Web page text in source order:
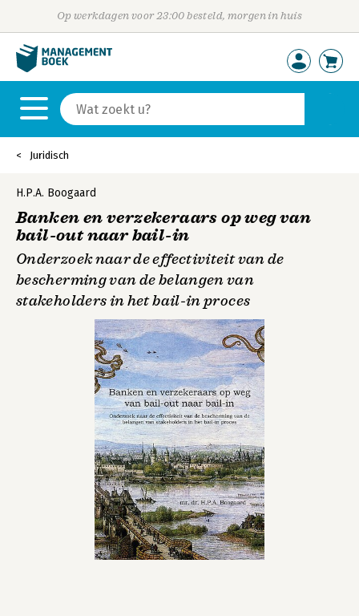
Op werkdagen voor 23:00 besteld, morgen in huis
Juridisch
H.P.A. Boogaard
Banken en verzekeraars op weg van
bail-out naar bail-in
Onderzoek naar de effectiviteit van de
bescherming van de belangen van
stakeholders in het bail-in proces